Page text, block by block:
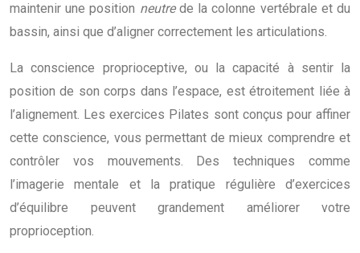
maintenir une position neutrede la colonne vertébrale et du
bassin, ainsi que d’aligner correctement les articulations.
La conscience proprioceptive, ou la capacité à sentir la
position de son corps dans l’espace, est étroitement liée à
l’alignement. Les exercices Pilates sont conçus pour affiner
cette conscience, vous permettant de mieux comprendre et
contrôler vos mouvements. Des techniques comme
l’imagerie mentale et la pratique régulière d’exercices
d’équilibre peuvent grandement améliorer votre
proprioception.